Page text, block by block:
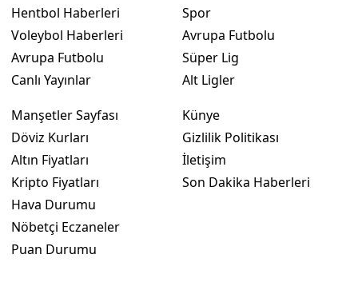
Hentbol Haberleri
Voleybol Haberleri
Avrupa Futbolu
Canlı Yayınlar
Spor
Avrupa Futbolu
Süper Lig
Alt Ligler
Manşetler Sayfası
Döviz Kurları
Altın Fiyatları
Kripto Fiyatları
Hava Durumu
Nöbetçi Eczaneler
Puan Durumu
Künye
Gizlilik Politikası
İletişim
Son Dakika Haberleri